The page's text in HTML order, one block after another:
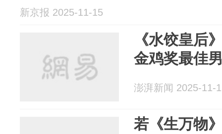
新京报 2025-11-15
《水饺皇后
金鸡奖最佳
澎湃新闻 2025-11-
若《生万物